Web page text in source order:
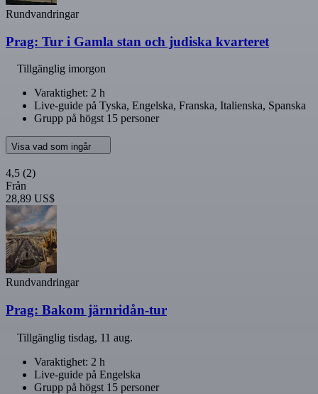
Rundvandringar
Prag: Tur i Gamla stan och judiska kvarteret
Tillgänglig imorgon
Varaktighet: 2 h
Live-guide på Tyska, Engelska, Franska, Italienska, Spanska
Grupp på högst 15 personer
Visa vad som ingår
4,5 (2)
Från
28,89 US$
Rundvandringar
Prag: Bakom järnridån-tur
Tillgänglig tisdag, 11 aug.
Varaktighet: 2 h
Live-guide på Engelska
Grupp på högst 15 personer